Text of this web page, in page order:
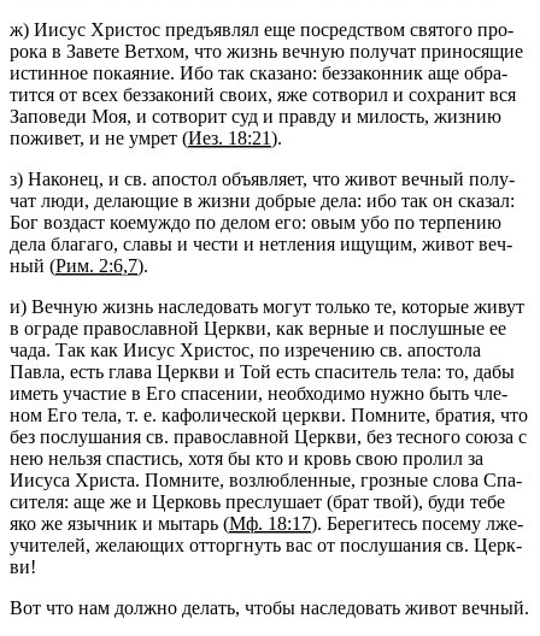
ж) Иисус Хри­стос предъ­яв­лял еще по­сред­ством свя­то­го про­
ро­ка в За­ве­те Вет­хом, что жизнь веч­ную по­лу­чат при­но­ся­щие
ис­тин­ное по­ка­я­ние. Ибо так ска­за­но: без­за­кон­ник аще об­ра­
тит­ся от всех без­за­ко­ний своих, яже со­тво­рил и со­хра­нит вся
За­по­ве­ди Моя, и со­тво­рит суд и прав­ду и ми­лость, жиз­нию
по­жи­вет, и не умрет (Иез. 18:21).
з) На­ко­нец, и св. апо­стол объ­яв­ля­ет, что живот веч­ный по­лу­
чат люди, де­ла­ю­щие в жизни доб­рые дела: ибо так он ска­зал:
Бог воз­даст кое­муж­до по делом его: овым убо по тер­пе­нию
дела бла­га­го, славы и чести и нетле­ния ищу­щим, живот веч­
ный (Рим. 2:6,7).
и) Веч­ную жизнь на­сле­до­вать могут толь­ко те, ко­то­рые живут
в огра­де пра­во­слав­ной Церк­ви, как вер­ные и по­слуш­ные ее
чада. Так как Иисус Хри­стос, по из­ре­че­нию св. апо­сто­ла
Павла, есть глава Церк­ви и Той есть спа­си­тель тела: то, дабы
иметь уча­стие в Его спа­се­нии, необ­хо­ди­мо нужно быть чле­
ном Его тела, т. е. ка­фо­ли­че­ской церк­ви. Пом­ни­те, бра­тия, что
без по­слу­ша­ния св. пра­во­слав­ной Церк­ви, без тес­но­го союза с
нею нель­зя спа­стись, хотя бы кто и кровь свою про­лил за
Иису­са Хри­ста. Пом­ни­те, воз­люб­лен­ные, гроз­ные слова Спа­
си­те­ля: аще же и Цер­ковь пре­слу­ша­ет (брат твой), буди тебе
яко же языч­ник и мы­тарь (Мф. 18:17). Бе­ре­ги­тесь по­се­му лже­
учи­те­лей, же­ла­ю­щих от­торг­нуть вас от по­слу­ша­ния св. Церк­
ви!
Вот что нам долж­но де­лать, чтобы на­сле­до­вать живот веч­ный.